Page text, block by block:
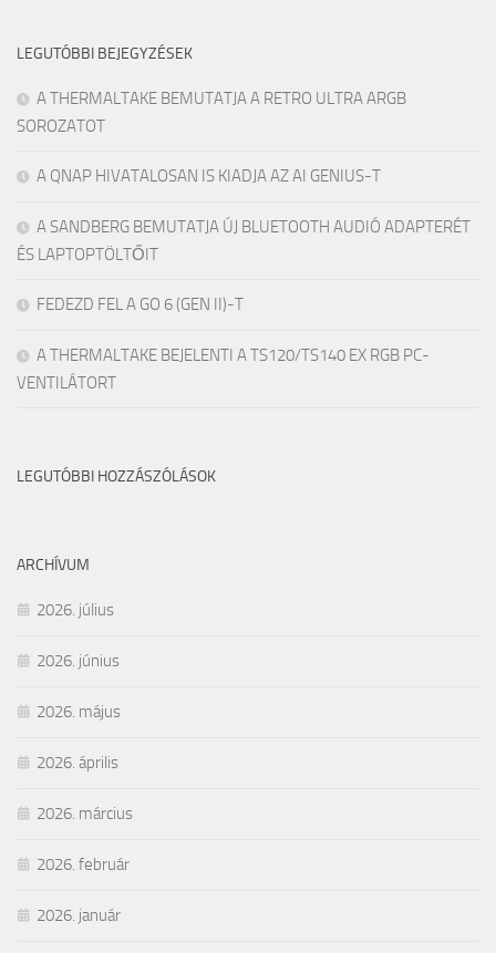
LEGUTÓBBI BEJEGYZÉSEK
A THERMALTAKE BEMUTATJA A RETRO ULTRA ARGB
SOROZATOT
A QNAP HIVATALOSAN IS KIADJA AZ AI GENIUS-T
A SANDBERG BEMUTATJA ÚJ BLUETOOTH AUDIÓ ADAPTERÉT
ÉS LAPTOPTÖLTŐIT
FEDEZD FEL A GO 6 (GEN II)-T
A THERMALTAKE BEJELENTI A TS120/TS140 EX RGB PC-
VENTILÁTORT
LEGUTÓBBI HOZZÁSZÓLÁSOK
ARCHÍVUM
2026. július
2026. június
2026. május
2026. április
2026. március
2026. február
2026. január